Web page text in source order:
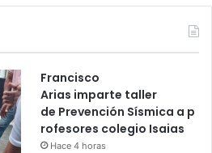
Francisco
Arias imparte taller
de Prevención Sísmica a p
rofesores colegio Isaias
Hace 4 horas